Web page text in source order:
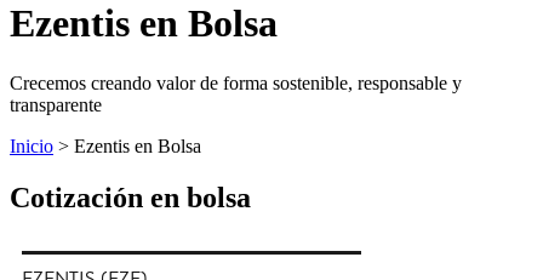
Ezentis en Bolsa
Crecemos creando valor de forma sostenible, responsable y
transparente
Inicio > Ezentis en Bolsa
Cotización en bolsa